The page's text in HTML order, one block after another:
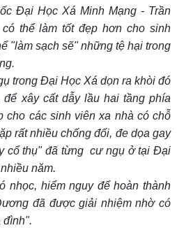
Đại Học Xá Minh Mạng - Trần
thể làm tốt đẹp hơn cho sinh
"làm sạch sẽ" những tệ hại trong
trong Đại Học Xá dọn ra khòi đó
xây cất dẫy lầu hai tầng phía
cho các sinh viên xa nhà có chỗ
rất nhiều chống đối, đe dọa gay
cổ thụ" đã từng cư ngụ ở tại Đại
năm.
nhọc, hiểm nguy để hoàn thành
đã được giải nhiệm nhờ có
đình".